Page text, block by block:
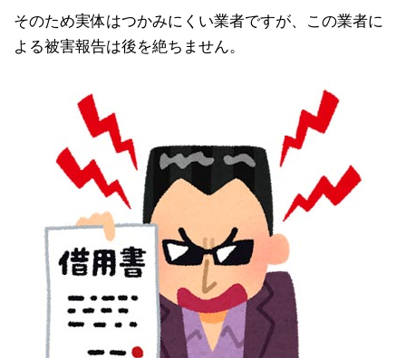
そのため実体はつかみにくい業者ですが、この業者に
よる被害報告は後を絶ちません。